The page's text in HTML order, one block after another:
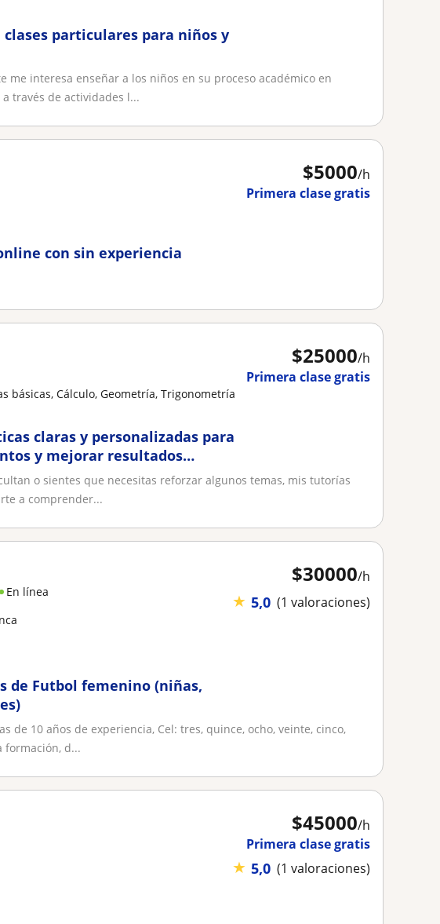
particulares para niños y
me interesa enseñar a los niños en su proceso académico en
través de actividades l...
$5000/h
Primera clase gratis
con sin experiencia
$25000/h
Primera clase gratis
básicas, Cálculo, Geometría, Trigonometría
claras y personalizadas para
y mejorar resultados
o sientes que necesitas reforzar algunos temas, mis tutorías
a comprender...
$30000/h
★ 5,0 (1 valoraciones)
En línea
de Futbol femenino (niñas,
de 10 años de experiencia, Cel: tres, quince, ocho, veinte, cinco,
formación, d...
$45000/h
Primera clase gratis
★ 5,0 (1 valoraciones)